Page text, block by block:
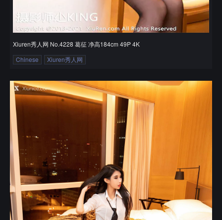
Xiuren秀人网 No.4228 葛征 净高184cm 49P 4K
Chinese
Xiuren秀人网